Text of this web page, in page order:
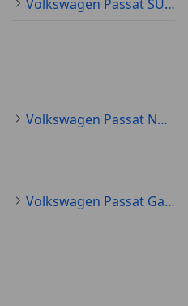
Volkswagen Passat SUV/4x4/Pickup
Volkswagen Passat Nuevo
Volkswagen Passat Gasolina